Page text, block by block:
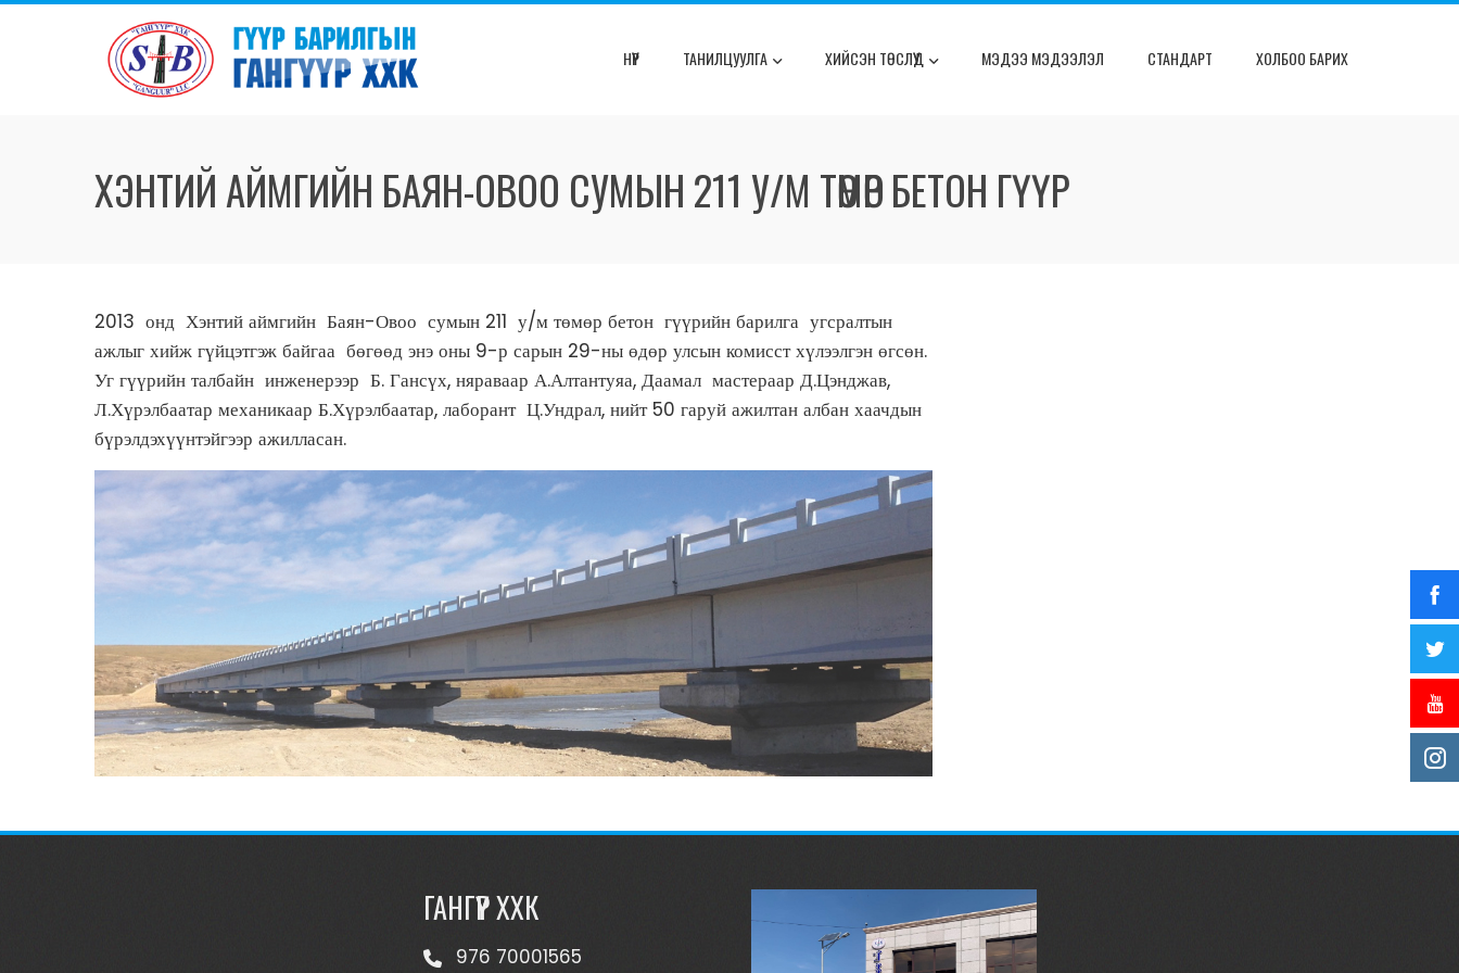
НҮҮР ТАНИЛЦУУЛГА ХИЙСЭН ТӨСЛҮҮД МЭДЭЭ МЭДЭЭЛЭЛ СТАНДАРТ ХОЛБОО БАРИХ
ХЭНТИЙ АЙМГИЙН БАЯН-ОВОО СУМЫН 211 У/М ТӨМӨР БЕТОН ГҮҮР
2013 онд Хэнтий аймгийн Баян-Овоо сумын 211 у/м төмөр бетон гүүрийн барилга угсралтын
ажлыг хийж гүйцэтгэж байгаа бөгөөд энэ оны 9-р сарын 29-ны өдөр улсын комисст хүлээлгэн өгсөн.
Уг гүүрийн талбайн инженерээр Б. Гансүх, няраваар А.Алтантуяа, Даамал мастераар Д.Цэнджав,
Л.Хүрэлбаатар механикаар Б.Хүрэлбаатар, лаборант Ц.Ундрал, нийт 50 гаруй ажилтан албан хаачдын
бүрэлдэхүүнтэйгээр ажилласан.
ГАНГҮҮР ХХК
976 70001565